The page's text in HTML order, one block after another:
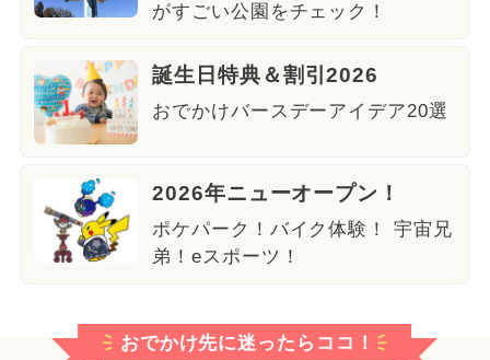
がすごい公園をチェック！
誕生日特典＆割引2026
おでかけバースデーアイデア20選
2026年ニューオープン！
ポケパーク！バイク体験！ 宇宙兄
弟！eスポーツ！
おでかけ先に迷ったらココ！